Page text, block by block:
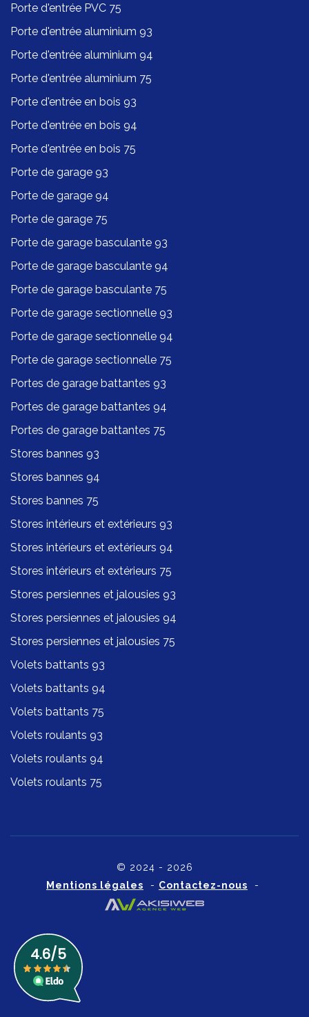
Porte d'entrée PVC 75
Porte d'entrée aluminium 93
Porte d'entrée aluminium 94
Porte d'entrée aluminium 75
Porte d'entrée en bois 93
Porte d'entrée en bois 94
Porte d'entrée en bois 75
Porte de garage 93
Porte de garage 94
Porte de garage 75
Porte de garage basculante 93
Porte de garage basculante 94
Porte de garage basculante 75
Porte de garage sectionnelle 93
Porte de garage sectionnelle 94
Porte de garage sectionnelle 75
Portes de garage battantes 93
Portes de garage battantes 94
Portes de garage battantes 75
Stores bannes 93
Stores bannes 94
Stores bannes 75
Stores intérieurs et extérieurs 93
Stores intérieurs et extérieurs 94
Stores intérieurs et extérieurs 75
Stores persiennes et jalousies 93
Stores persiennes et jalousies 94
Stores persiennes et jalousies 75
Volets battants 93
Volets battants 94
Volets battants 75
Volets roulants 93
Volets roulants 94
Volets roulants 75
© 2024 - 2026
Mentions légales - Contactez-nous -